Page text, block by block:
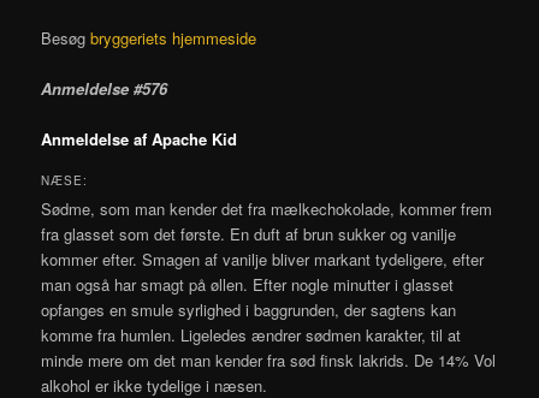
Besøgbryggeriets hjemmeside
Anmeldelse #576
Anmeldelse af Apache Kid
NÆSE:
Sødme, som man kender det fra mælkechokolade, kommer frem
fra glasset som det første. En duft af brun sukker og vanilje
kommer efter. Smagen af vanilje bliver markant tydeligere, efter
man også har smagt på øllen. Efter nogle minutter i glasset
opfanges en smule syrlighed i baggrunden, der sagtens kan
komme fra humlen. Ligeledes ændrer sødmen karakter, til at
minde mere om det man kender fra sød finsk lakrids. De 14% Vol
alkohol er ikke tydelige i næsen.